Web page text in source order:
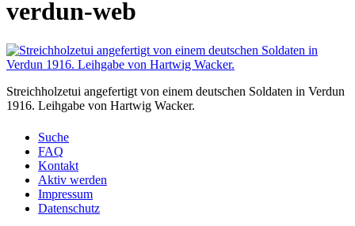
verdun-web
Streichholzetui angefertigt von einem deutschen Soldaten in Verdun
1916. Leihgabe von Hartwig Wacker.
Suche
FAQ
Kontakt
Aktiv werden
Impressum
Datenschutz